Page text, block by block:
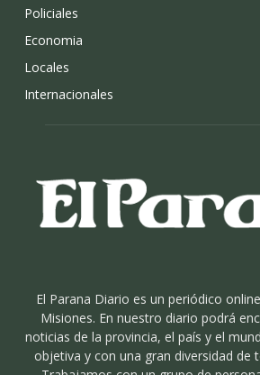
Policiales
Economia
Locales
Internacionales
El Parana Diario es un periódico
Misiones. En nuestro diario podrá
noticias de la provincia, el país y el
objetiva y con una gran diversidad de